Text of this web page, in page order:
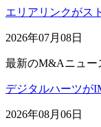
エリアリンクがス
2026年07月08日
最新のM&Aニュー
デジタルハーツが
2026年08月06日